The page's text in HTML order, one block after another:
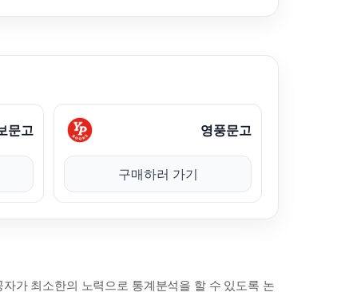
문고 영풍문고
구매하러 가기
가 최소한의 노력으로 통계분석을 할 수 있도록 논